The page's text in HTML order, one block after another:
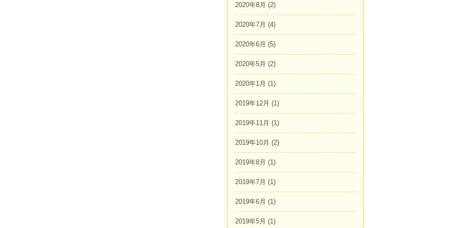
2020年8月 (2)
2020年7月 (4)
2020年6月 (5)
2020年5月 (2)
2020年1月 (1)
2019年12月 (1)
2019年11月 (1)
2019年10月 (2)
2019年8月 (1)
2019年7月 (1)
2019年6月 (1)
2019年5月 (1)